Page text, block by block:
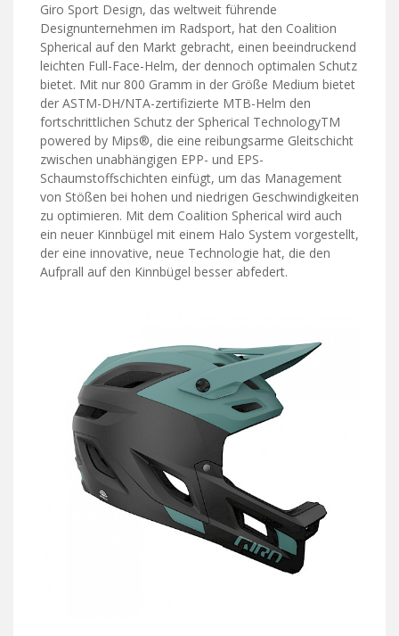
Giro Sport Design, das weltweit führende
Designunternehmen im Radsport, hat den Coalition
Spherical auf den Markt gebracht, einen beeindruckend
leichten Full-Face-Helm, der dennoch optimalen Schutz
bietet. Mit nur 800 Gramm in der Größe Medium bietet
der ASTM-DH/NTA-zertifizierte MTB-Helm den
fortschrittlichen Schutz der Spherical TechnologyTM
powered by Mips®, die eine reibungsarme Gleitschicht
zwischen unabhängigen EPP- und EPS-
Schaumstoffschichten einfügt, um das Management
von Stößen bei hohen und niedrigen Geschwindigkeiten
zu optimieren. Mit dem Coalition Spherical wird auch
ein neuer Kinnbügel mit einem Halo System vorgestellt,
der eine innovative, neue Technologie hat, die den
Aufprall auf den Kinnbügel besser abfedert.